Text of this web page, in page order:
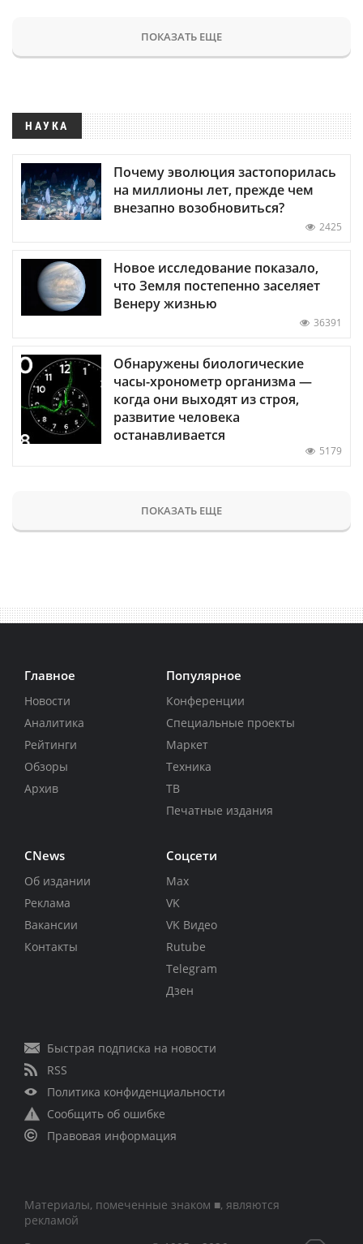
ПОКАЗАТЬ ЕЩЕ
НАУКА
Почему эволюция застопорилась
на миллионы лет, прежде чем
внезапно возобновиться?
2425
Новое исследование показало,
что Земля постепенно заселяет
Венеру жизнью
36391
Обнаружены биологические
часы-хронометр организма —
когда они выходят из строя,
развитие человека
останавливается
5179
ПОКАЗАТЬ ЕЩЕ
Главное
Новости
Аналитика
Рейтинги
Обзоры
Архив
Популярное
Конференции
Специальные проекты
Маркет
Техника
ТВ
Печатные издания
CNews
Об издании
Реклама
Вакансии
Контакты
Соцсети
Max
VK
VK Видео
Rutube
Telegram
Дзен
Быстрая подписка на новости
RSS
Политика конфиденциальности
Сообщить об ошибке
Правовая информация
Материалы, помеченные знаком ■, являются
рекламой